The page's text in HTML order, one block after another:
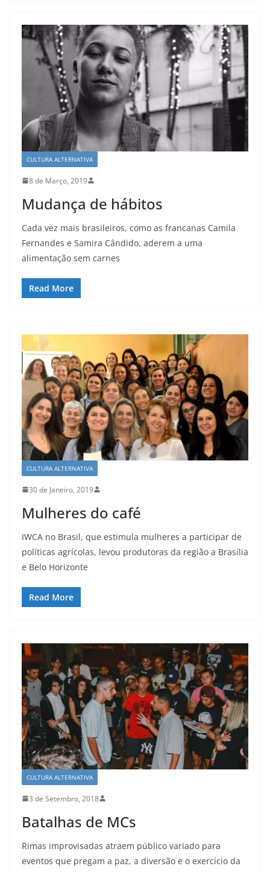
CULTURA ALTERNATIVA
8 de Março, 2019
Mudança de hábitos
Cada vez mais brasileiros, como as francanas Camila
Fernandes e Samira Cândido, aderem a uma
alimentação sem carnes
Read More
CULTURA ALTERNATIVA
30 de Janeiro, 2019
Mulheres do café
IWCA no Brasil, que estimula mulheres a participar de
políticas agrícolas, levou produtoras da região a Brasília
e Belo Horizonte
Read More
CULTURA ALTERNATIVA
3 de Setembro, 2018
Batalhas de MCs
Rimas improvisadas atraem público variado para
eventos que pregam a paz, a diversão e o exercício da